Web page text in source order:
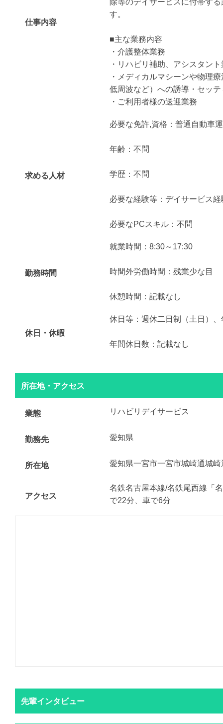
仕事内容
除等のデイサービスに付帯す
す。
■主な業務内容
・介護整体業務
・リハビリ補助、アシスタン
・メディカルマシーンや物理
低周波など）への誘導・セッテ
・ご利用者様の送迎業務
求める人材
必要な免許,資格：普通自動車
年齢：不問
学歴：不問
必要な経験等：デイサービス
必要なPCスキル：不問
勤務時間
就業時間：8:30～17:30
時間外労働時間：残業少な目
休憩時間：記載なし
休日・休暇
休日等：週休二日制（土日）
年間休日数：記載なし
所在地・アクセス
業態 リハビリデイサービス
勤務先 愛知県
所在地 愛知県一宮市一宮市城崎通城崎
アクセス
名鉄名古屋本線/名鉄尾西線「
で22分、車で6分
先輩インタビュー